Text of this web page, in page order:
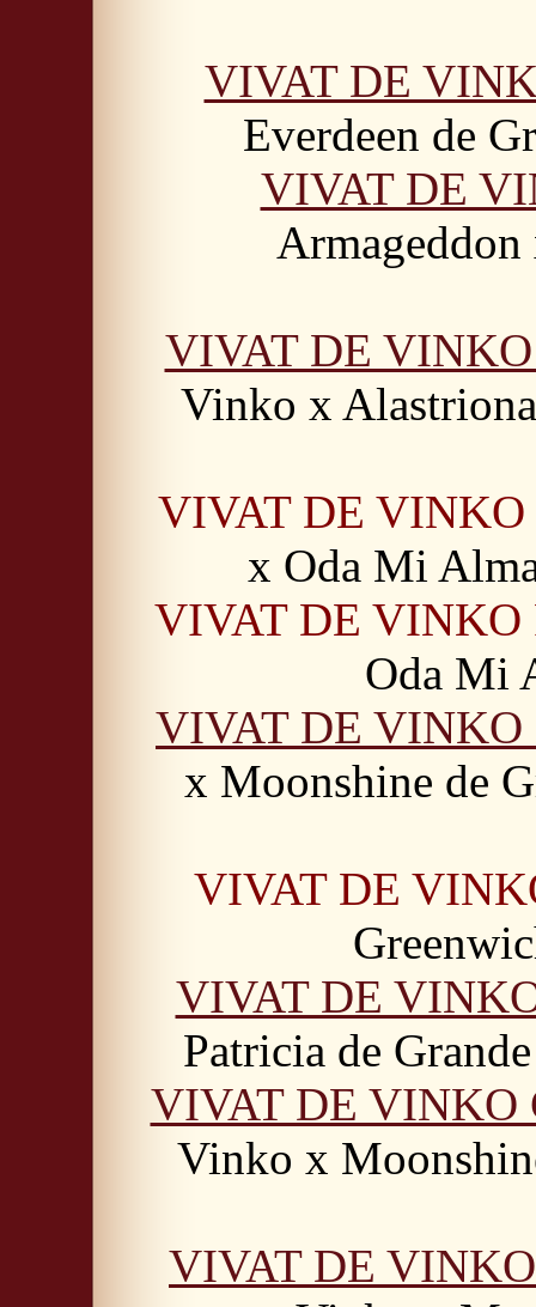
VIVAT DE
Everdeen de
VIVAT DE
VIVAT DE
Vinko x
VIVAT DE VINKO
x Oda Mi
VIVAT DE VINKO
Oda Mi
VIVAT DE VINKO
x Moonshine de
VIVAT DE
VIVAT DE
Patricia de
VIVAT DE
Vinko x
VIVAT DE